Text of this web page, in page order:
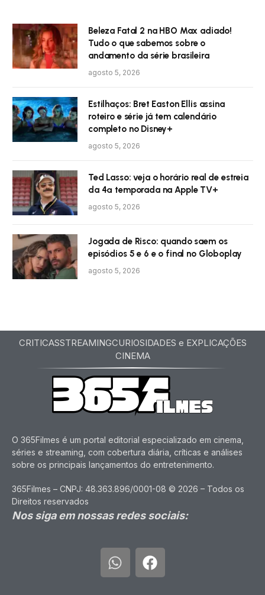
Beleza Fatal 2 na HBO Max adiado!
Tudo o que sabemos sobre o
andamento da série brasileira
agosto 5, 2026
Estilhaços: Bret Easton Ellis assina
roteiro e série já tem calendário
completo no Disney+
agosto 5, 2026
Ted Lasso: veja o horário real de estreia
da 4ª temporada na Apple TV+
agosto 5, 2026
Jogada de Risco: quando saem os
episódios 5 e 6 e o final no Globoplay
agosto 5, 2026
CRITICASSTREAMINGCURIOSIDADES e EXPLICAÇÕES
CINEMA
O 365Filmes é um portal editorial especializado em cinema,
séries e streaming, com cobertura diária, críticas e análises
sobre os principais lançamentos do entretenimento.
365Filmes – CNPJ: 48.363.896/0001-08 © 2026 – Todos os
Direitos reservados
Nos siga em nossas redes sociais: